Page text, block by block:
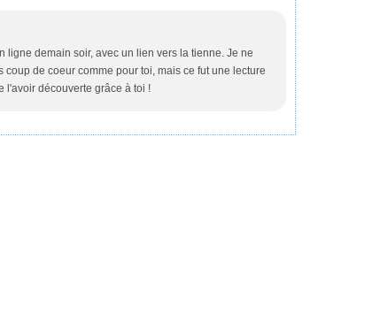
ligne demain soir, avec un lien vers la tienne. Je ne
de coeur comme pour toi, mais ce fut une lecture
l'avoir découverte grâce à toi !